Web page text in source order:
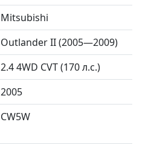
Mitsubishi
Outlander II (2005—2009)
2.4 4WD CVT (170 л.с.)
2005
CW5W